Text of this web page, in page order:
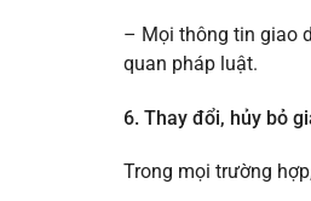
– Mọi thông tin giao
quan pháp luật.
6. Thay đổi, hủy bỏ
Trong mọi trường